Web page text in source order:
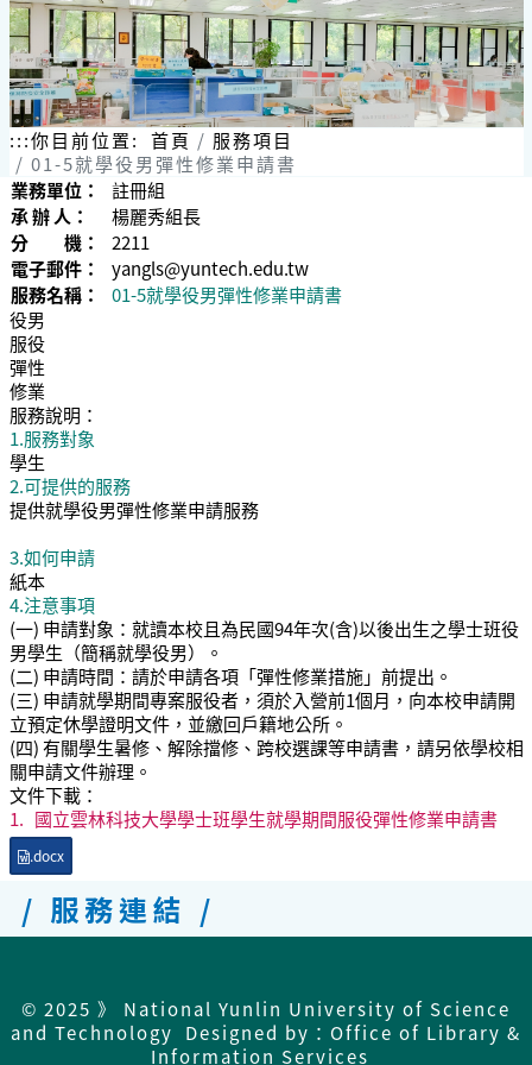
:::你目前位置: 首頁
服務項目
01-5就學役男彈性修業申請書
業務單位：
註冊組
承 辦 人：
楊麗秀組長
分 機：
2211
電子郵件：
yangls@yuntech.edu.tw
服務名稱：
01-5就學役男彈性修業申請書
役男
服役
彈性
修業
服務說明：
1.服務對象
學生
2.可提供的服務
提供就學役男彈性修業申請服務
3.如何申請
紙本
4.注意事項
(一) 申請對象：就讀本校且為民國94年次(含)以後出生之學士班役
男學生（簡稱就學役男）。
(二) 申請時間：請於申請各項「彈性修業措施」前提出。
(三) 申請就學期間專案服役者，須於入營前1個月，向本校申請開
立預定休學證明文件，並繳回戶籍地公所。
(四) 有關學生暑修、解除擋修、跨校選課等申請書，請另依學校相
關申請文件辦理。
文件下載：
1. 國立雲林科技大學學士班學生就學期間服役彈性修業申請書
.docx
/ 服務連結 /
© 2025 》 National Yunlin University of Science
and Technology Designed by：Office of Library &
Information Services